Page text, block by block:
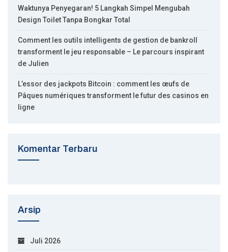
Waktunya Penyegaran! 5 Langkah Simpel Mengubah
Design Toilet Tanpa Bongkar Total
Comment les outils intelligents de gestion de bankroll
transforment le jeu responsable – Le parcours inspirant
de Julien
L’essor des jackpots Bitcoin : comment les œufs de
Pâques numériques transforment le futur des casinos en
ligne
Komentar Terbaru
Arsip
Juli 2026